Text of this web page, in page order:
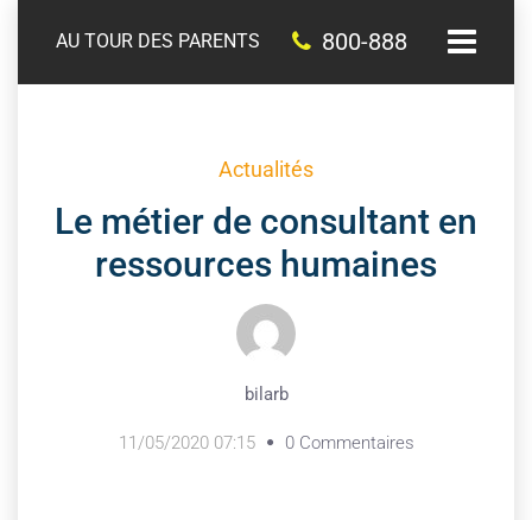
AU TOUR DES PARENTS 800-888
Actualités
Le métier de consultant en
ressources humaines
bilarb
11/05/2020 07:15 0 Commentaires